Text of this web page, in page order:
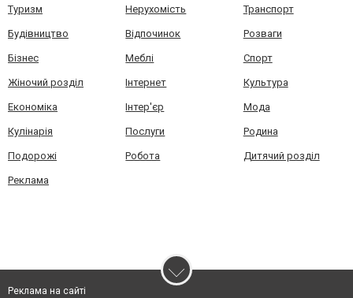
Туризм Нерухомість Транспорт
Будівництво Відпочинок Розваги
Бізнес Меблі Спорт
Жіночий розділ Інтернет Культура
Економіка Інтер'єр Мода
Кулінарія Послуги Родина
Подорожі Робота Дитячий розділ
Реклама
Реклама на сайті